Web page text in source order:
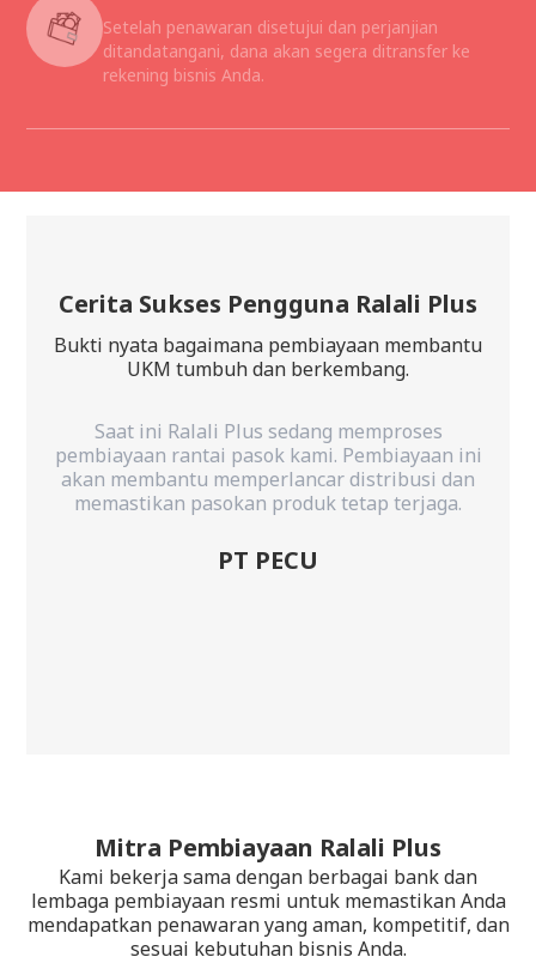
Setelah penawaran disetujui dan perjanjian
ditandatangani, dana akan segera ditransfer ke
rekening bisnis Anda.
Cerita Sukses Pengguna Ralali Plus
Bukti nyata bagaimana pembiayaan membantu
UKM tumbuh dan berkembang.
“Dengan dukungan Ralali Plus, kami berhasil
mendapatkan invoice financing untuk
memenuhi permintaan Alfamart. Prosesnya
cepat dan timnya membantu setiap langkah.
memenuhi pesanan tepat waktu tanpa
mengganggu arus kas.”
ini
Mitra Pembiayaan Ralali Plus
Kami bekerja sama dengan berbagai bank dan
lembaga pembiayaan resmi untuk memastikan Anda
mendapatkan penawaran yang aman, kompetitif, dan
sesuai kebutuhan bisnis Anda.